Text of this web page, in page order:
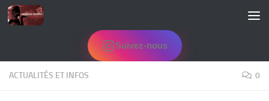
Skip to content
Suivez-nous
ACTUALITÉS ET INFOS 0